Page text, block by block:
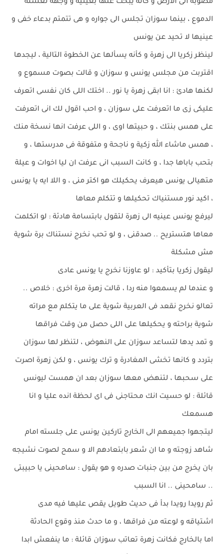
مصوبة الى الارض و كأنه يبحث عنها بعينيه و وجهه تغسله
الدموع ، بينما سوزان تجلس الى جواره و هى تتمتم بدعاء خفى و
عينيها لا تحيد عن يونس
لينظر زكريا الى زهرة و كأنه يسألها عن الخطوة التالية ، ليجدها
اقتربت من مجلس يونس و سوزان و قالت بصوت مسموع و
لكنها هادئ : انا ابقى زهرة يا نور .. اختك اللى كان نفسى اتعرف
عليكى زى ما اتعرفت على سوزان ، و احب اقول لك انى اتعرفت
على همس بنتك ، و حبيتها اوى ، و اللى عرفت انها نسخة منك
، همس ماشاء الله زكية و ناجحة و متفوقة فى مدرستها ، و
بتحب باباها جدا ، و كانت السبب انى عرفت ان ليا اخوات و عيلة
متهيالى يونس هيعرف يحكيلك هو اكتر منى ، و اللا ايه يا يونس
، اكيد نور مستنياك تحكيلها و تتكلم معاها
ليرفع يونس عينيه الى زهرة لتقول بابتسامة هادئة : لو اتكلمت
معاها هتستريح .. صدقنى ، و لو تحب نخرج نستناك برة شوية
مش مشكلة
ليقول زكريا بتأكيد : لو عاوزنا نخرج يا يونس عادى
و عندما لم يسمعوا منه ردا ، قالت زهرة مرة اخرى : خلاص ..
تعالو نخرج نقعد فى العربية شوية على ما يتكلم مع مراته
شوية براحته و يحكيلها على اللى حصل من وقت فراقها
و تمد يدها لتساعد سوزان على النهوض ، لتنظر لها سوزان
بتردد و كانها تخشى المغادرة و ترك يونس ، و لكن زهرة اصرت
على سحبها ، لتنهض معها سوزان بعد ان همست ليونس
قائلة : لو حسيت انك محتاجنى فى اى لحظة انده عليا و انا
هسمعك
ليتجهوا جميعهم الى الخارج تاركين يونس على جلسته امام
شاهد زوجته و ما ان شعر بابتعادهم الا و سمح لصوت نشيجه
بان يخرج من بين جنبات صدره و هو يقول : سامحينى يا حبيبتى
.. سامحينى .. انا السبب
ثم رويدا رويدا بدأ فى حديث طويل يقص عليها فيه مدى
اشتياقه و لوعته من فراقها ، و ما حدث منذ وقوع الحادثة
اما بالخارج فكانت زهرة تعاتب سوزان قائلة : ما ينفعش ابدا